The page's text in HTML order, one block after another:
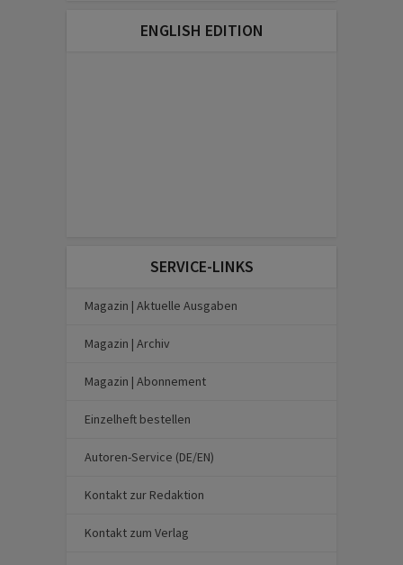
ENGLISH EDITION
SERVICE-LINKS
Magazin | Aktuelle Ausgaben
Magazin | Archiv
Magazin | Abonnement
Einzelheft bestellen
Autoren-Service (DE/EN)
Kontakt zur Redaktion
Kontakt zum Verlag